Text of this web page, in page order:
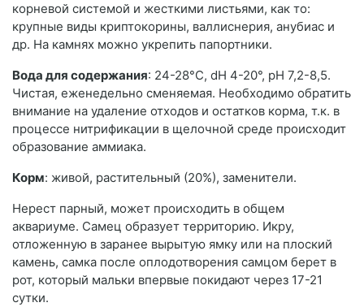
корневой системой и жесткими листьями, как то:
крупные виды криптокорины, валлиснерия, анубиас и
др. На камнях можно укрепить папортники.
Вода для содержания: 24-28°С, dH 4-20°, рН 7,2-8,5.
Чистая, еженедельно сменяемая. Необходимо обратить
внимание на удаление отходов и остатков корма, т.к. в
процессе нитрификации в щелочной среде происходит
образование аммиака.
Корм: живой, растительный (20%), заменители.
Нерест парный, может происходить в общем
аквариуме. Самец образует территорию. Икру,
отложенную в заранее вырытую ямку или на плоский
камень, самка после оплодотворения самцом берет в
рот, который мальки впервые покидают через 17-21
сутки.